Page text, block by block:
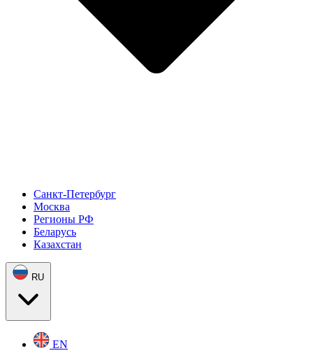
Санкт-Петербург
Москва
Регионы РФ
Беларусь
Казахстан
RU
EN